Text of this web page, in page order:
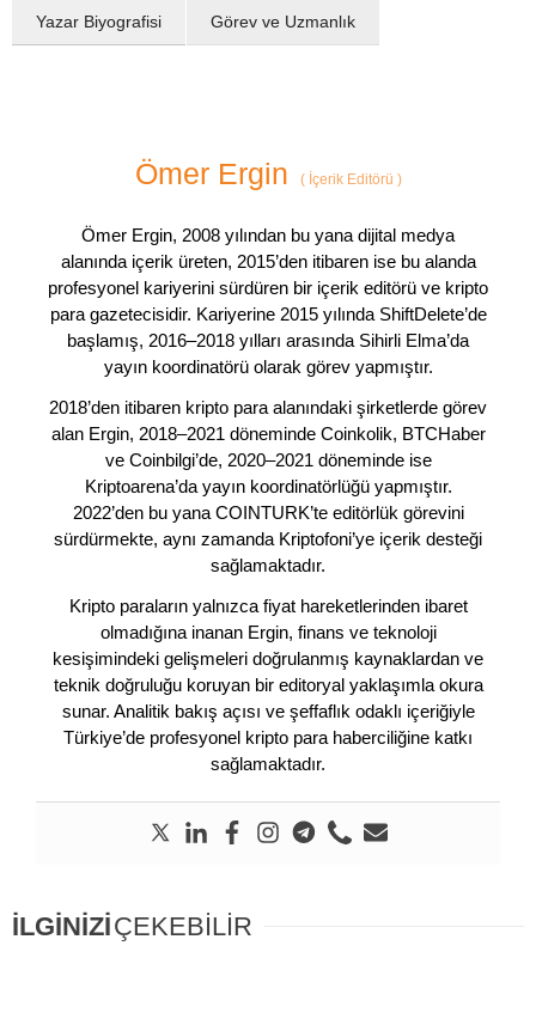
Yazar Biyografisi Görev ve Uzmanlık
Ömer Ergin (İçerik Editörü )
Ömer Ergin, 2008 yılından bu yana dijital medya
alanında içerik üreten, 2015’den itibaren ise bu alanda
profesyonel kariyerini sürdüren bir içerik editörü ve kripto
para gazetecisidir. Kariyerine 2015 yılında ShiftDelete’de
başlamış, 2016–2018 yılları arasında Sihirli Elma’da
yayın koordinatörü olarak görev yapmıştır.
2018’den itibaren kripto para alanındaki şirketlerde görev
alan Ergin, 2018–2021 döneminde Coinkolik, BTCHaber
ve Coinbilgi’de, 2020–2021 döneminde ise
Kriptoarena’da yayın koordinatörlüğü yapmıştır.
2022’den bu yana COINTURK’te editörlük görevini
sürdürmekte, aynı zamanda Kriptofoni’ye içerik desteği
sağlamaktadır.
Kripto paraların yalnızca fiyat hareketlerinden ibaret
olmadığına inanan Ergin, finans ve teknoloji
kesişimindeki gelişmeleri doğrulanmış kaynaklardan ve
teknik doğruluğu koruyan bir editoryal yaklaşımla okura
sunar. Analitik bakış açısı ve şeffaflık odaklı içeriğiyle
Türkiye’de profesyonel kripto para haberciliğine katkı
sağlamaktadır.
İLGİNİZİÇEKEBİLİR